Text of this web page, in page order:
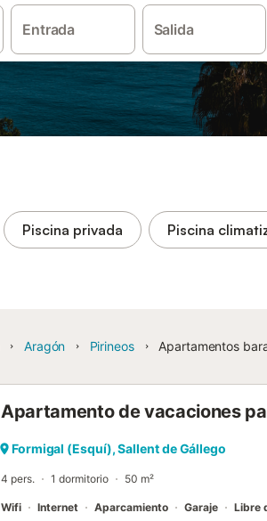
Entrada Salida
Piscina privada Piscina
Aragón Pirineos Apartamentos
Apartamento de vacaciones
Formigal (Esquí), Sallent de Gállego
4 pers. 1 dormitorio 50 m²
Wifi Internet Aparcamiento Garaje Libre